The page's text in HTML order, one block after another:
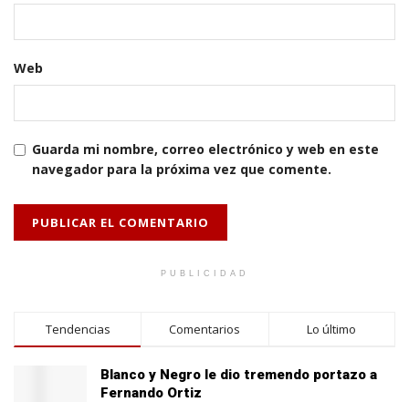
Web
Guarda mi nombre, correo electrónico y web en este
navegador para la próxima vez que comente.
PUBLICIDAD
Tendencias Comentarios Lo último
Blanco y Negro le dio tremendo portazo a
Fernando Ortiz